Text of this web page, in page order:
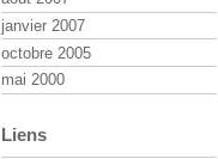
janvier 2007
octobre 2005
mai 2000
Liens